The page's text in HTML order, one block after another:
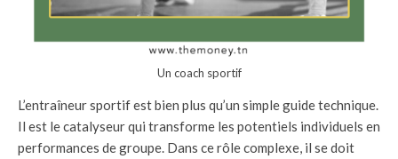
Un coach sportif
L’entraîneur sportif est bien plus qu’un simple guide technique.
Il est le catalyseur qui transforme les potentiels individuels en
performances de groupe. Dans ce rôle complexe, il se doit